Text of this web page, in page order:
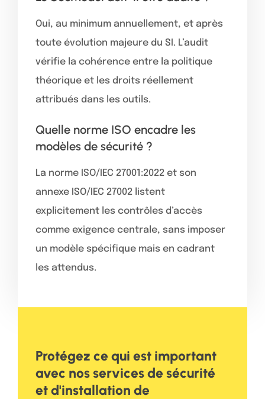
Oui, au minimum annuellement, et après
toute évolution majeure du SI. L’audit
vérifie la cohérence entre la politique
théorique et les droits réellement
attribués dans les outils.
Quelle norme ISO encadre les
modèles de sécurité ?
La norme ISO/IEC 27001:2022 et son
annexe ISO/IEC 27002 listent
explicitement les contrôles d’accès
comme exigence centrale, sans imposer
un modèle spécifique mais en cadrant
les attendus.
Protégez ce qui est important
avec nos services de sécurité
et d'installation de